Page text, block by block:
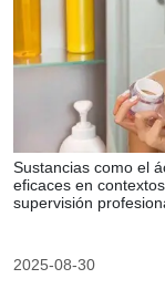
Sustancias como el
eficaces en
supervisión
2025-08-30